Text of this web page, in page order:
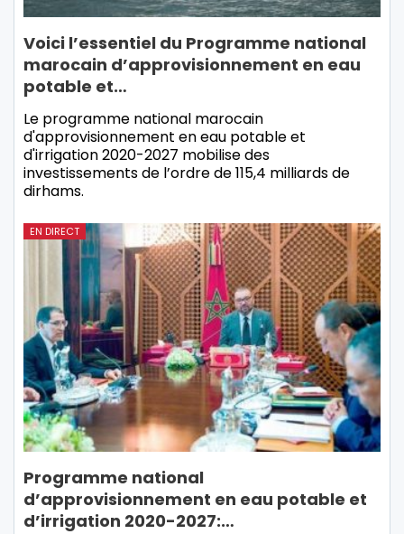
Voici l’essentiel du Programme national
marocain d’approvisionnement en eau
potable et…
Le programme national marocain
d'approvisionnement en eau potable et
d'irrigation 2020-2027 mobilise des
investissements de l’ordre de 115,4 milliards de
dirhams.
EN DIRECT
Programme national
d’approvisionnement en eau potable et
d’irrigation 2020-2027:…